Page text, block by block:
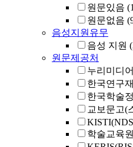
원문있음
원문없음
음성지원유무
음성 지원
원문제공처
누리미디
한국연구
한국학술
교보문고(
학술교육